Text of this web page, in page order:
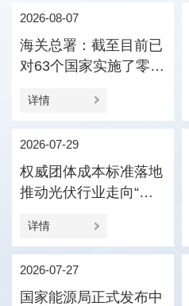
2026-08-07
海关总署：截至目前已
对63个国家实施了零关
详情
2026-07-29
权威团体成本标准落地
推动光伏行业走向“价
详情
2026-07-27
国家能源局正式发布中